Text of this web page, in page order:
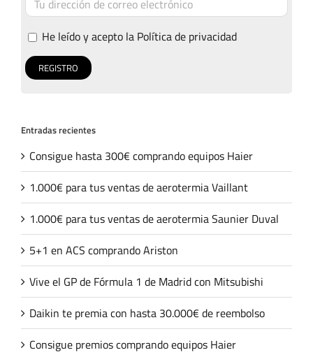
He leído y acepto la Política de privacidad
Entradas recientes
Consigue hasta 300€ comprando equipos Haier
1.000€ para tus ventas de aerotermia Vaillant
1.000€ para tus ventas de aerotermia Saunier Duval
5+1 en ACS comprando Ariston
Vive el GP de Fórmula 1 de Madrid con Mitsubishi
Daikin te premia con hasta 30.000€ de reembolso
Consigue premios comprando equipos Haier